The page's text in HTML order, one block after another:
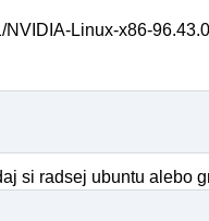
Linux-x86-
si radsej ubuntu alebo